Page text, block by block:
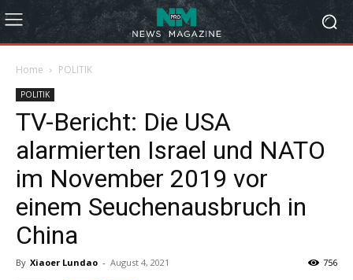
Home POLITIK
POLITIK
TV-Bericht: Die USA
alarmierten Israel und NATO
im November 2019 vor
einem Seuchenausbruch in
China
By Xiaoer Lundao - August 4, 2021 756